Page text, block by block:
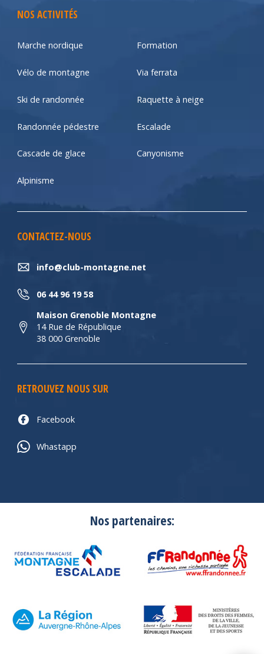
NOS ACTIVITÉS
Marche nordique Formation
Vélo de montagne Via ferrata
Ski de randonnée Raquette à neige
Randonnée pédestre Escalade
Cascade de glace Canyonisme
Alpinisme
CONTACTEZ-NOUS
info@club-montagne.net
06 44 96 19 58
Maison Grenoble Montagne
14 Rue de République
38 000 Grenoble
RETROUVEZ NOUS SUR
Facebook
Whastapp
Nos partenaires: